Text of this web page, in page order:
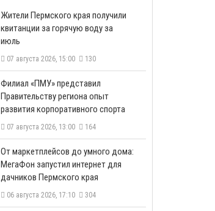
​Жители Пермского края получили
квитанции за горячую воду за
июль
07 августа 2026, 15:00 130
​Филиал «ПМУ» представил
Правительству региона опыт
развития корпоративного спорта
07 августа 2026, 13:00 164
От маркетплейсов до умного дома:
МегаФон запустил интернет для
дачников Пермского края
06 августа 2026, 17:10 304